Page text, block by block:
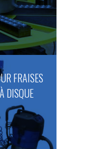
FRAISES
DISQUE